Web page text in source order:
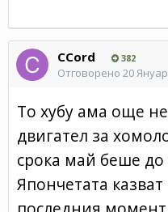
CCord 382
Отговорено 20
То хубу ама още
двигател за
срока май беше
Япончетата